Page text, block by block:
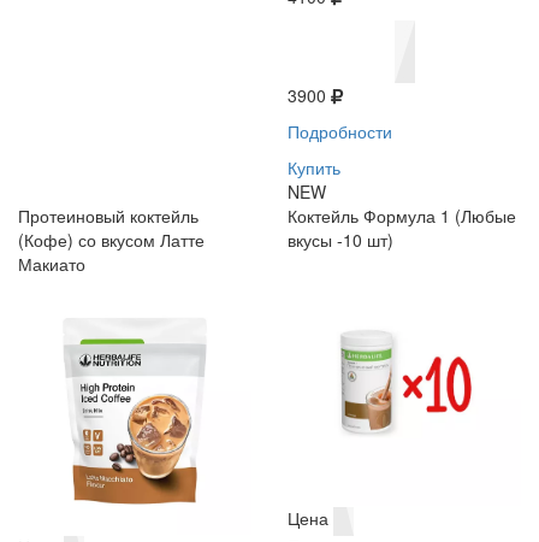
3900
Подробности
Купить
NEW
Протеиновый коктейль
(Кофе) со вкусом Латте
Макиато
Коктейль Формула 1 (Любые
вкусы -10 шт)
Цена